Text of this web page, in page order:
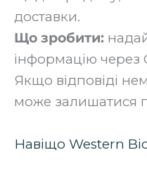
доставки.
Що зробити:
інформацію через
Якщо відповіді
може залишатися
Навіщо Western